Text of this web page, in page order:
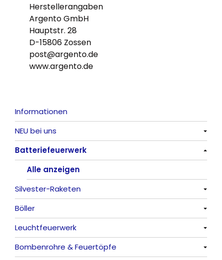
Herstellerangaben
Argento GmbH
Hauptstr. 28
D-15806 Zossen
post@argento.de
www.argento.de
Informationen
NEU bei uns
Alle anzeigen
Batteriefeuerwerk
Alle anzeigen
Silvester-Raketen
Alle anzeigen
Böller
Alle anzeigen
China-Böller
Leuchtfeuerwerk
Alle anzeigen
Bombenrohre & Feuertöpfe